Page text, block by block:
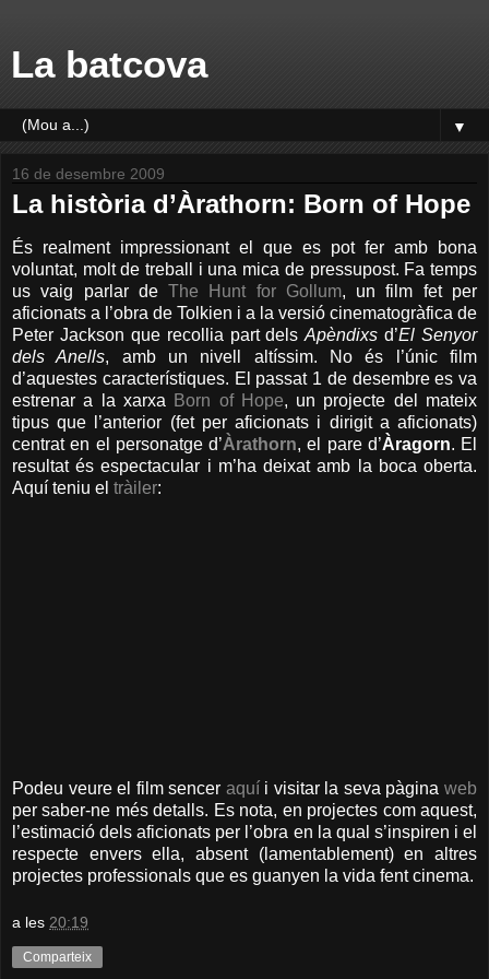
La batcova
▼
16 de desembre 2009
La història d’Àrathorn: Born of Hope
És realment impressionant el que es pot fer amb bona
voluntat, molt de treball i una mica de pressupost. Fa temps
us vaig parlar deThe Hunt for Gollum, un film fet per
aficionats a l’obra de Tolkien i a la versió cinematogràfica de
Peter Jackson que recollia part delsApèndixs d’El Senyor
dels Anells, amb un nivell altíssim. No és l’únic film
d’aquestes característiques. El passat 1 de desembre es va
estrenar a la xarxa
Born of Hope, un projecte del mateix
tipus que l’anterior (fet per aficionats i dirigit a aficionats)
centrat en el personatge d’Àrathorn, el pare d’Àragorn. El
resultat és espectacular i m’ha deixat amb la boca oberta.
Aquí teniu el tràiler:
Podeu veure el film sencer aquíi visitar la seva pàginaweb
per saber-ne més detalls. Es nota, en projectes com aquest,
l’estimació dels aficionats per l’obra en la qual s’inspiren i el
respecte envers ella, absent (lamentablement) en altres
projectes professionals que es guanyen la vida fent cinema.
a les 20:19
Comparteix